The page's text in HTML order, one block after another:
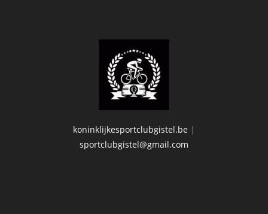
koninklijkesportclubgistel.be |
sportclubgistel@gmail.com